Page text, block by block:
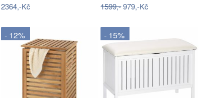
2364,-Kč 1599,-979,-Kč
- 12% - 15%